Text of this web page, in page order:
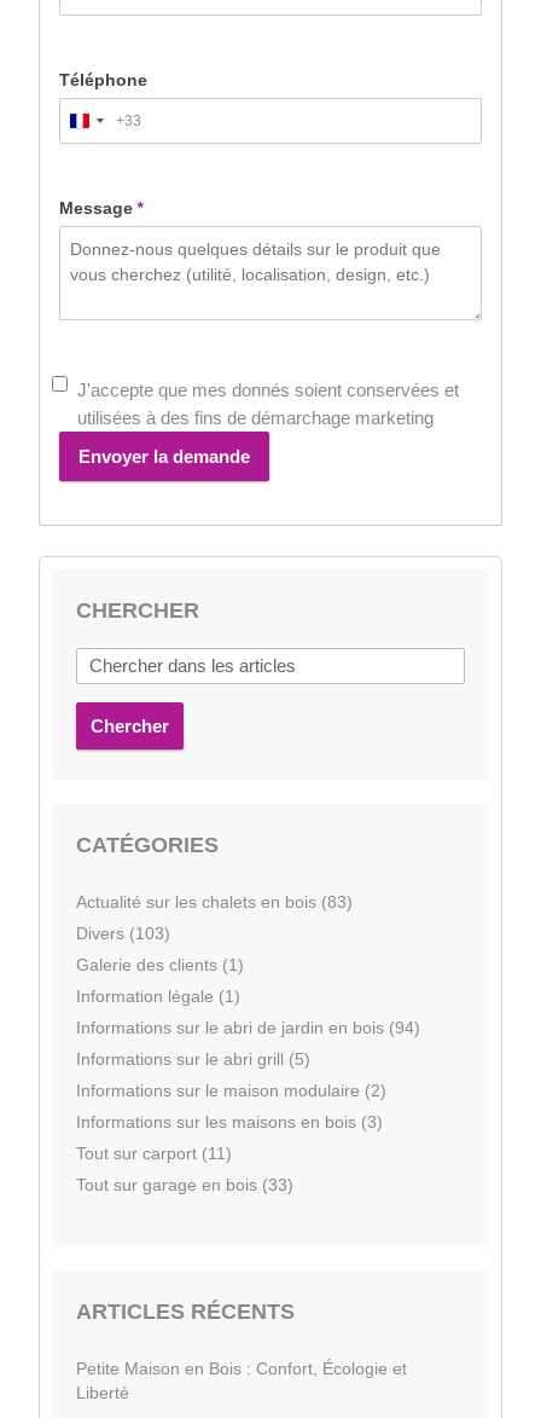
Téléphone
France
+33
+33
Message*
J'accepte que mes donnés soient conservées et
utilisées à des fins de démarchage marketing
Envoyer la demande
CHERCHER
Chercher
CATÉGORIES
Actualité sur les chalets en bois (83)
Divers (103)
Galerie des clients (1)
Information légale (1)
Informations sur le abri de jardin en bois (94)
Informations sur le abri grill (5)
Informations sur le maison modulaire (2)
Informations sur les maisons en bois (3)
Tout sur carport (11)
Tout sur garage en bois (33)
ARTICLES RÉCENTS
Petite Maison en Bois : Confort, Écologie et
Liberté